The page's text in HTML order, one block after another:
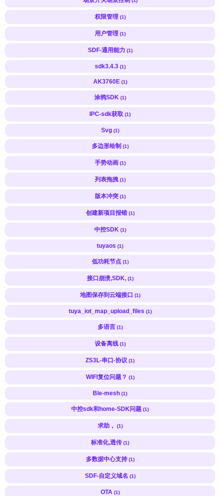
权限管理 (1)
用户管理 (1)
SDF-通用能力 (1)
sdk3.4.3 (1)
AK3760E (1)
涂鸦SDK (1)
IPC-sdk获取 (1)
Svg (1)
多边形绘制 (1)
手势动画 (1)
列表拖拽 (1)
版本冲突 (1)
创建新项目报错 (1)
中控SDK (1)
tuyaos (1)
低功耗节点 (1)
接口崩溃,SDK, (1)
地图保存到云端接口 (1)
tuya_iot_map_upload_files (1)
多语言 (1)
设备离线 (1)
ZS3L-串口-协议 (1)
WIFI复位问题？ (1)
Ble-mesh (1)
中控sdk和home-SDK问题 (1)
求助， (1)
标准化,透传 (1)
多数据中心支持 (1)
SDF-自定义域名 (1)
OTA (1)